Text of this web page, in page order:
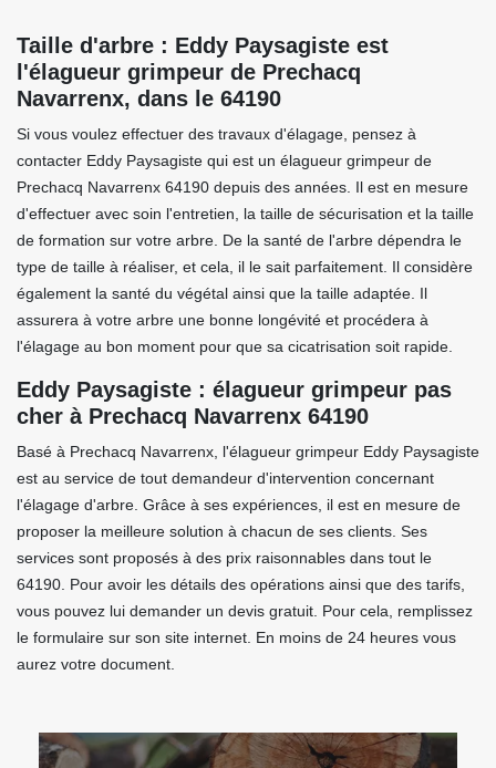
Taille d'arbre : Eddy Paysagiste est
l'élagueur grimpeur de Prechacq
Navarrenx, dans le 64190
Si vous voulez effectuer des travaux d'élagage, pensez à
contacter Eddy Paysagiste qui est un élagueur grimpeur de
Prechacq Navarrenx 64190 depuis des années. Il est en mesure
d'effectuer avec soin l'entretien, la taille de sécurisation et la taille
de formation sur votre arbre. De la santé de l'arbre dépendra le
type de taille à réaliser, et cela, il le sait parfaitement. Il considère
également la santé du végétal ainsi que la taille adaptée. Il
assurera à votre arbre une bonne longévité et procédera à
l'élagage au bon moment pour que sa cicatrisation soit rapide.
Eddy Paysagiste : élagueur grimpeur pas
cher à Prechacq Navarrenx 64190
Basé à Prechacq Navarrenx, l'élagueur grimpeur Eddy Paysagiste
est au service de tout demandeur d'intervention concernant
l'élagage d'arbre. Grâce à ses expériences, il est en mesure de
proposer la meilleure solution à chacun de ses clients. Ses
services sont proposés à des prix raisonnables dans tout le
64190. Pour avoir les détails des opérations ainsi que des tarifs,
vous pouvez lui demander un devis gratuit. Pour cela, remplissez
le formulaire sur son site internet. En moins de 24 heures vous
aurez votre document.